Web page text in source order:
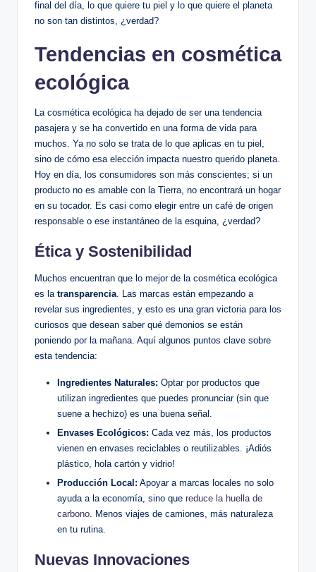
final del día, lo que quiere tu piel y lo que quiere el planeta
no son tan distintos, ¿verdad?
Tendencias en cosmética
ecológica
La cosmética ecológica ha dejado de ser una tendencia
pasajera y se ha convertido en una forma de vida para
muchos. Ya no solo se trata de lo que aplicas en tu piel,
sino de cómo esa elección impacta nuestro querido planeta.
Hoy en día, los consumidores son más conscientes; si un
producto no es amable con la Tierra, no encontrará un hogar
en su tocador. Es casi como elegir entre un café de origen
responsable o ese instantáneo de la esquina, ¿verdad?
Ética y Sostenibilidad
Muchos encuentran que lo mejor de la cosmética ecológica
es la transparencia . Las marcas están empezando a
revelar sus ingredientes, y esto es una gran victoria para los
curiosos que desean saber qué demonios se están
poniendo por la mañana. Aquí algunos puntos clave sobre
esta tendencia:
Ingredientes Naturales: Optar por productos que
utilizan ingredientes que puedes pronunciar (sin que
suene a hechizo) es una buena señal.
Envases Ecológicos: Cada vez más, los productos
vienen en envases reciclables o reutilizables. ¡Adiós
plástico, hola cartón y vidrio!
Producción Local: Apoyar a marcas locales no solo
ayuda a la economía, sino que reduce la huella de
carbono . Menos viajes de camiones, más naturaleza
en tu rutina.
Nuevas Innovaciones